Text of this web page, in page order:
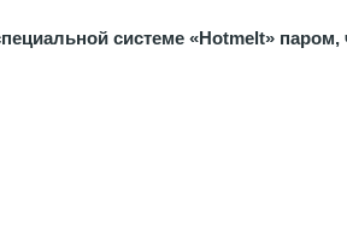
системе «Hotmelt»